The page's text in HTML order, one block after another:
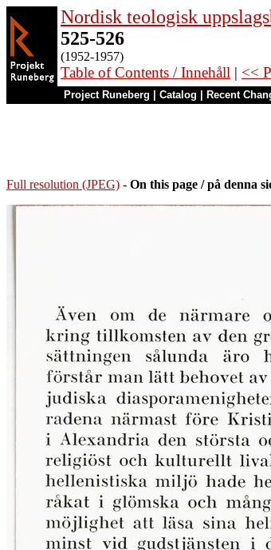
Nordisk teologisk
525-526
(1952-1957)
Table of Contents / Innehåll | <<
Project Runeberg Catalog Recent
Full resolution (JPEG) - On this page / på denna